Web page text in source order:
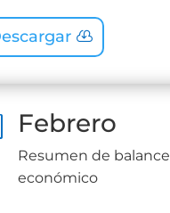
Febrero
Resumen de balance
económico